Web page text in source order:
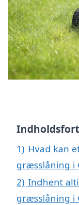
1) Hvad kan
græsslåning i
2) Indhent
græsslåning i